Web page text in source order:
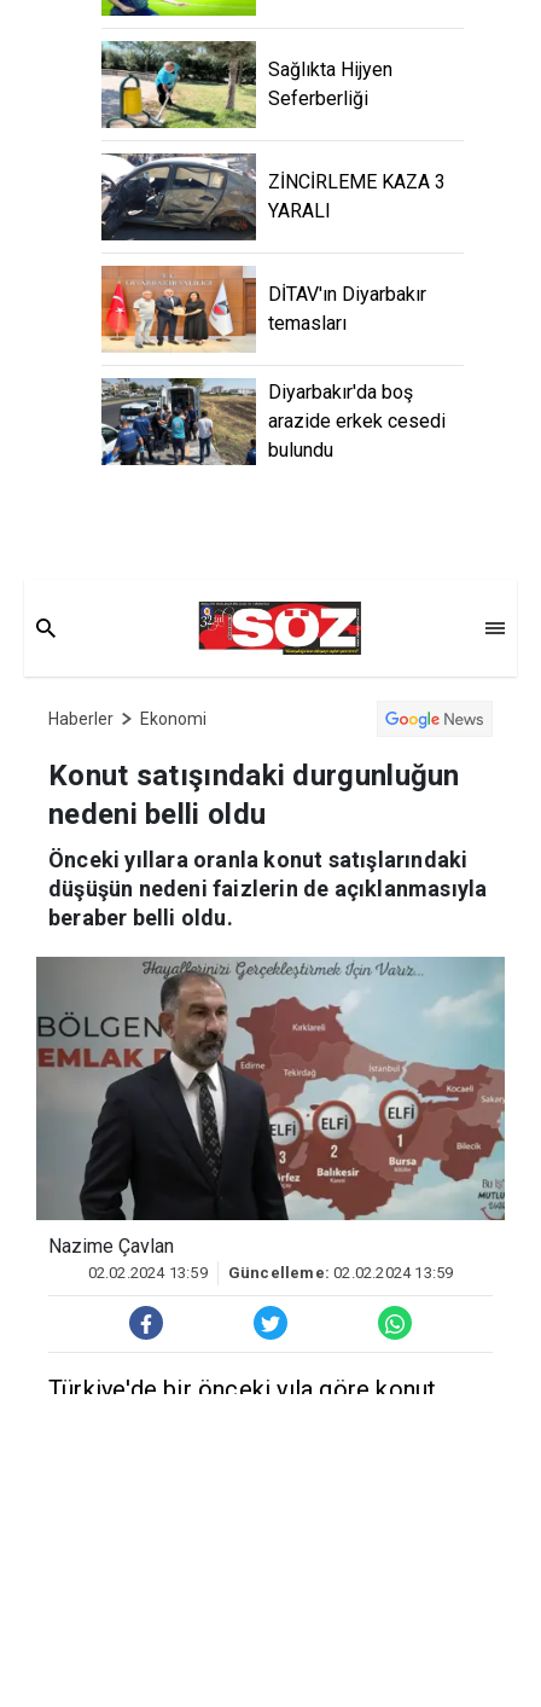
Sağlıkta Hijyen
Seferberliği
ZİNCİRLEME KAZA 3
YARALI
DİTAV'ın Diyarbakır
temasları
Diyarbakır'da boş
arazide erkek cesedi
bulundu
Konut satışındaki durgunluğun
nedeni belli oldu
Önceki yıllara oranla konut satışlarındaki
düşüşün nedeni faizlerin de açıklanmasıyla
Nazime Çavlan
02.02.2024 13:59 Güncelleme:02.02.2024 13:59